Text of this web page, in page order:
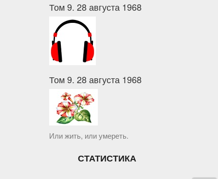
Том 9. 28 августа 1968
Том 9. 28 августа 1968
Или жить, или умереть.
СТАТИСТИКА